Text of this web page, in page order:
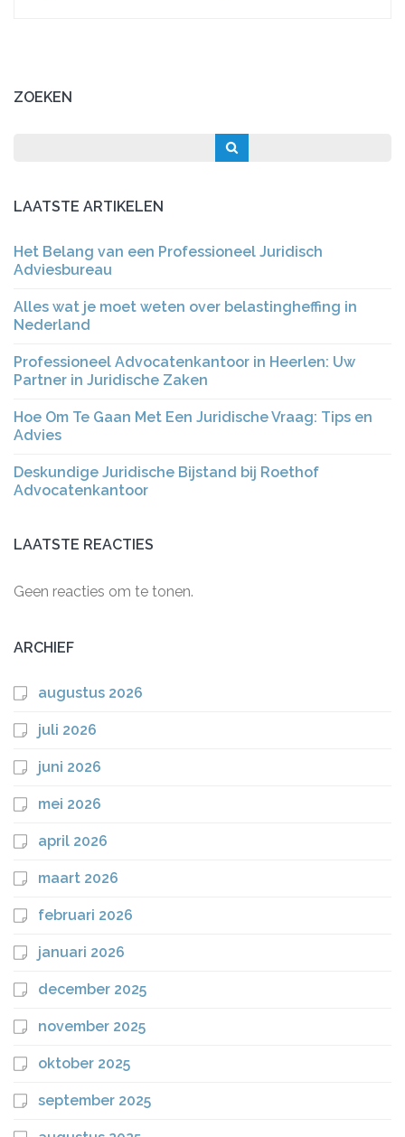
ZOEKEN
LAATSTE ARTIKELEN
Het Belang van een Professioneel Juridisch
Adviesbureau
Alles wat je moet weten over belastingheffing in
Nederland
Professioneel Advocatenkantoor in Heerlen: Uw
Partner in Juridische Zaken
Hoe Om Te Gaan Met Een Juridische Vraag: Tips en
Advies
Deskundige Juridische Bijstand bij Roethof
Advocatenkantoor
LAATSTE REACTIES
Geen reacties om te tonen.
ARCHIEF
augustus 2026
juli 2026
juni 2026
mei 2026
april 2026
maart 2026
februari 2026
januari 2026
december 2025
november 2025
oktober 2025
september 2025